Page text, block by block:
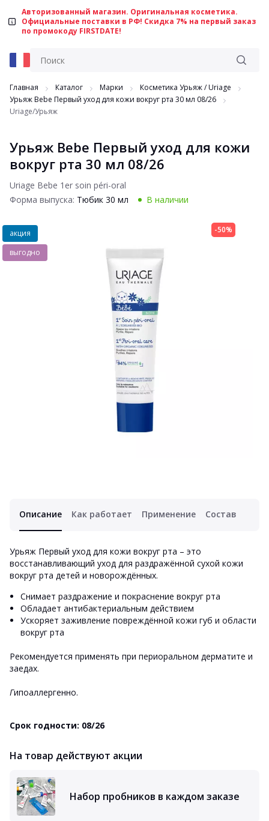
Авторизованный магазин. Оригинальная косметика.
Официальные поставки в РФ! Скидка 7% на первый заказ
по промокоду FIRSTDATE!
Главная Каталог Марки
Косметика Урьяж / Uriage
Урьяж Bebe Первый уход для кожи вокруг рта 30 мл 08/26
Uriage/Урьяж
Урьяж Bebe Первый уход для кожи
вокруг рта 30 мл 08/26
Uriage Bebe 1er soin péri-oral
Форма выпуска: Тюбик 30 мл В наличии
-50%
акция
выгодно
Описание Как работает Применение Состав
Урьяж Первый уход для кожи вокруг рта – это
восстанавливающий уход для раздражённой сухой кожи
вокруг рта детей и новорождённых.
Снимает раздражение и покраснение вокруг рта
Обладает антибактериальным действием
Ускоряет заживление повреждённой кожи губ и области
вокруг рта
Рекомендуется применять при периоральном дерматите и
заедах.
Гипоаллергенно.
Срок годности: 08/26
На товар действуют акции
Набор пробников в каждом заказе